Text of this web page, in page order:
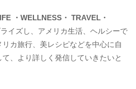
・WELLNESS・ TRAVEL・
イズし、アメリカ生活、ヘルシーで
カ旅行、美レシピなどを中心に自
、より詳しく発信していきたいと